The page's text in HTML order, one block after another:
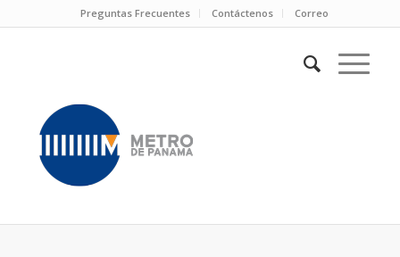
Preguntas Frecuentes Contáctenos Correo